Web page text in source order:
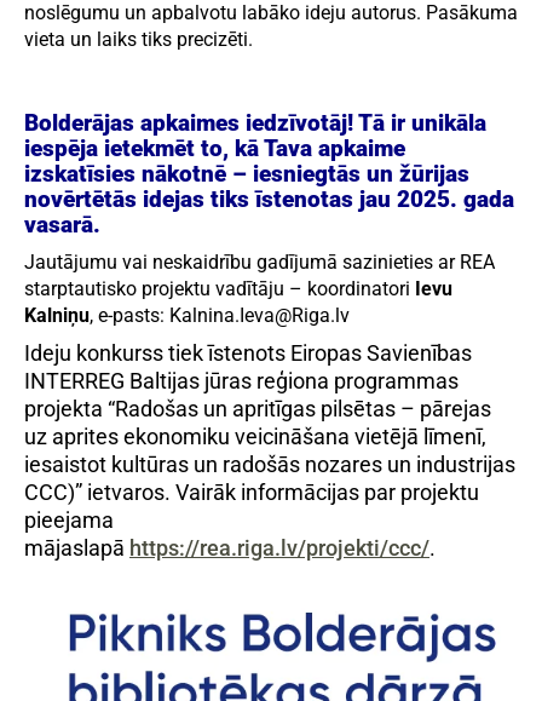
noslēgumu un apbalvotu labāko ideju autorus. Pasākuma
vieta un laiks tiks precizēti.
Bolderājas apkaimes iedzīvotāj! Tā ir unikāla
iespēja ietekmēt to, kā Tava apkaime
izskatīsies nākotnē – iesniegtās un žūrijas
novērtētās idejas tiks īstenotas jau 2025. gada
vasarā.
Jautājumu vai neskaidrību gadījumā sazinieties ar REA
starptautisko projektu vadītāju – koordinatori Ievu
Kalniņu, e-pasts: Kalnina.Ieva@Riga.lv
Ideju konkurss tiek īstenots Eiropas Savienības
INTERREG Baltijas jūras reģiona programmas
projekta “Radošas un apritīgas pilsētas – pārejas
uz aprites ekonomiku veicināšana vietējā līmenī,
iesaistot kultūras un radošās nozares un industrijas
CCC)” ietvaros. Vairāk informācijas par projektu
pieejama
mājaslapā https://rea.riga.lv/projekti/ccc/.